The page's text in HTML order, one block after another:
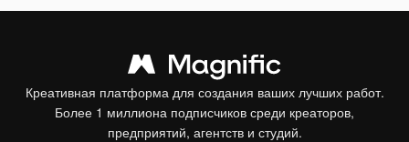
Креативная платформа для создания ваших лучших работ.
Более 1 миллиона подписчиков среди креаторов,
предприятий, агентств и студий.